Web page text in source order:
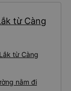
từ Càng
từ Càng
nằm đi